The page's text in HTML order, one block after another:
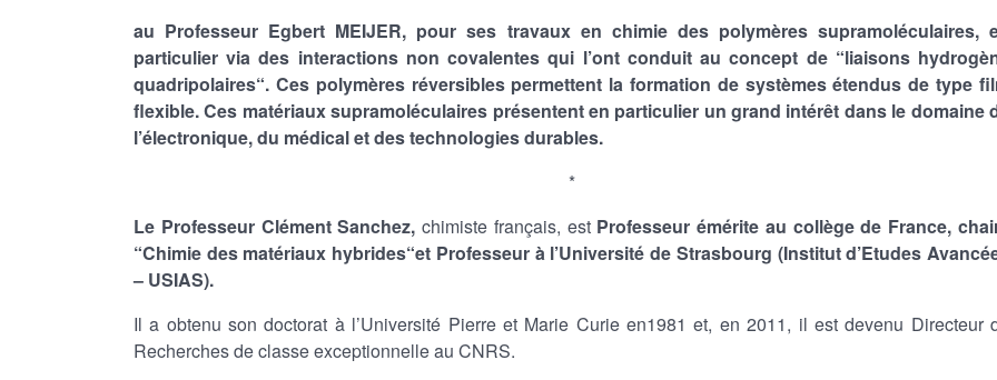
au Professeur Egbert MEIJER, pour ses travaux en chimie des polymères supramoléculaires,
particulier via des interactions non covalentes qui l’ont conduit au concept de “liaisons
quadripolaires“. Ces polymères réversibles permettent la formation de systèmes étendus de type
flexible. Ces matériaux supramoléculaires présentent en particulier un grand intérêt dans le domaine
l’électronique, du médical et des technologies durables.
*
Le Professeur Clément Sanchez,chimiste français, est Professeur émérite au collège de France,
“Chimie des matériaux hybrides“et Professeur à l’Université de Strasbourg (Institut d’Etudes
– USIAS).
Il a obtenu son doctorat à l’Université Pierre et Marie Curie en1981 et, en 2011, il est devenu Directeur
Recherches de classe exceptionnelle au CNRS.